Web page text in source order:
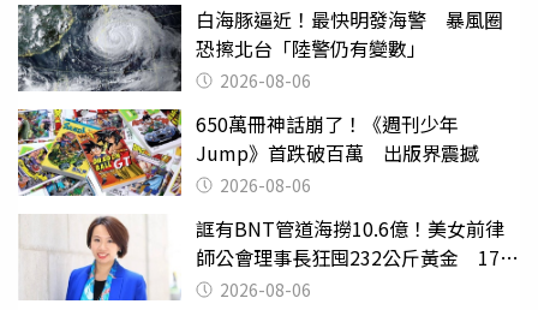
白海豚逼近！最快明發海警 暴風圈
恐擦北台「陸警仍有變數」
2026-08-06
650萬冊神話崩了！《週刊少年
Jump》首跌破百萬 出版界震撼
2026-08-06
誆有BNT管道海撈10.6億！美女前律
師公會理事長狂囤232公斤黃金 17人
遭起訴
2026-08-06